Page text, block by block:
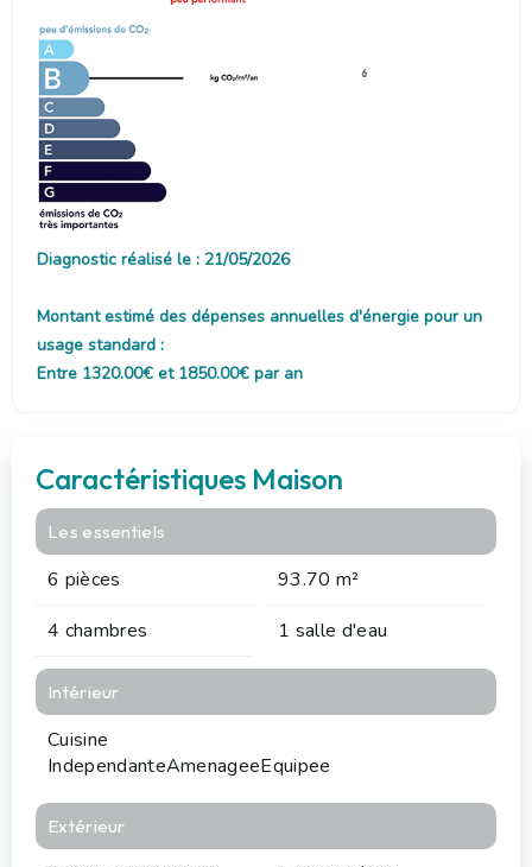
6
Diagnostic réalisé le : 21/05/2026
Montant estimé des dépenses annuelles d'énergie pour un
usage standard :
Entre 1320.00€ et 1850.00€ par an
Caractéristiques Maison
Les essentiels
6 pièces
93.70 m²
4 chambres
1 salle d'eau
Intérieur
Cuisine
IndependanteAmenageeEquipee
Extérieur